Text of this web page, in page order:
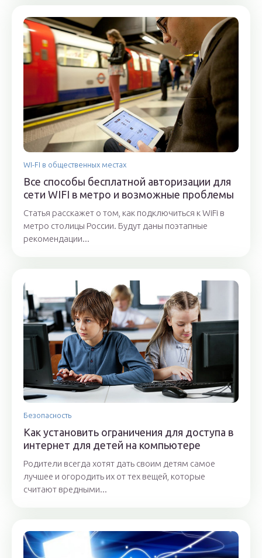
WI-FI в общественных местах
Все способы бесплатной авторизации для
сети WIFI в метро и возможные проблемы
Статья расскажет о том, как подключиться к WiFi в
метро столицы России. Будут даны поэтапные
рекомендации...
Безопасность
Как установить ограничения для доступа в
интернет для детей на компьютере
Родители всегда хотят дать своим детям самое
лучшее и огородить их от тех вещей, которые
считают вредными...